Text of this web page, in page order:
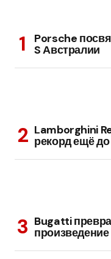
Porsche
S Австралии
Lamborghini
рекорд ещё
Bugatti
произведение